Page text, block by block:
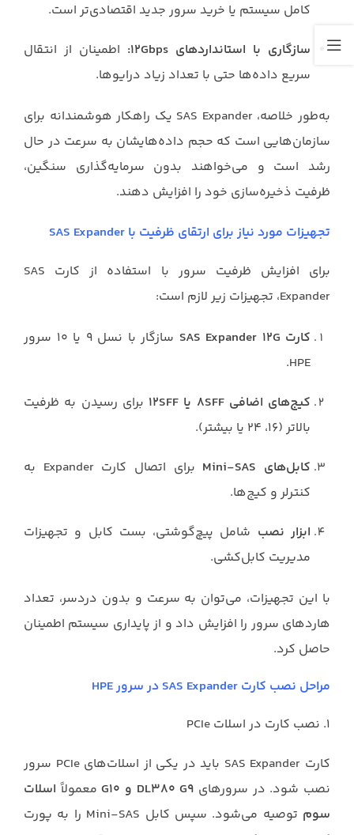
کامل سیستم یا خرید سرور جدید اقتصادی‌تر است.
سازگاری با استانداردهای ۱۲Gbps:
اطمینان از انتقال
سریع داده‌ها حتی با تعداد زیاد درایوها.
به‌طور خلاصه، SAS Expander یک راهکار هوشمندانه برای
سازمان‌هایی است که حجم داده‌هایشان به سرعت در حال
رشد است و می‌خواهند بدون سرمایه‌گذاری سنگین،
ظرفیت ذخیره‌سازی خود را افزایش دهند.
تجهیزات مورد نیاز برای ارتقای ظرفیت با SAS Expander
برای افزایش ظرفیت سرور با استفاده از کارت SAS
Expander، تجهیزات زیر لازم است:
کارت SAS Expander 12G
سازگار با نسل ۹ یا ۱۰ سرور
HPE.
کیج‌های اضافی ۸SFF یا ۱۲SFF
برای رسیدن به ظرفیت
بالاتر (۱۶، ۲۴ یا بیشتر).
کابل‌های Mini-SAS
برای اتصال کارت Expander به
کنترلر و کیج‌ها.
ابزار نصب شامل پیچ‌گوشتی، بست کابل و تجهیزات
مدیریت کابل‌کشی.
با این تجهیزات، می‌توان به سرعت و بدون دردسر، تعداد
هاردهای سرور را افزایش داد و از پایداری سیستم اطمینان
حاصل کرد.
مراحل نصب کارت SAS Expander در سرور HPE
۱. نصب کارت در اسلات PCIe
کارت SAS Expander باید در یکی از اسلات‌های PCIe سرور
نصب شود. در سرورهای DL380 G9 و G10 معمولاً اسلات
سوم
توصیه می‌شود. سپس کابل Mini-SAS را به پورت